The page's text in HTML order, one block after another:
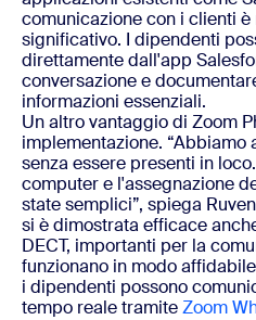
comunicazione con i clienti
significativo. I dipendenti
direttamente dall'app
conversazione e
informazioni essenziali.
Un altro vantaggio di Zoom
implementazione. “Abbiamo
senza essere presenti in
computer e l'assegnazione
state semplici”, spiega
si è dimostrata efficace
DECT, importanti per la
funzionano in modo
i dipendenti possono
tempo reale tramiteZoom